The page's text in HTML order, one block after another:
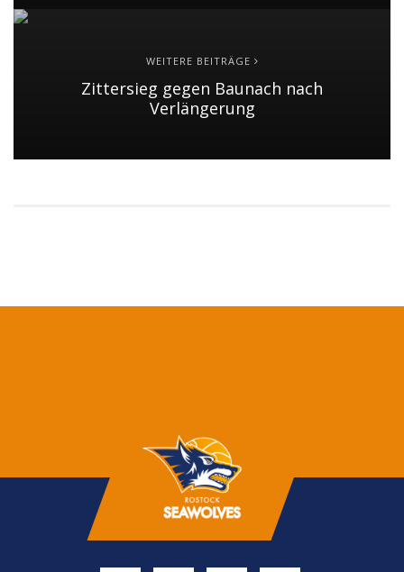
WEITERE BEITRÄGE
Zittersieg gegen Baunach nach
Verlängerung